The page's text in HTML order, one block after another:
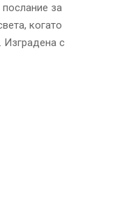
за
когато
Изградена с